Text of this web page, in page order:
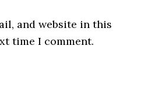
and website in this
time I comment.